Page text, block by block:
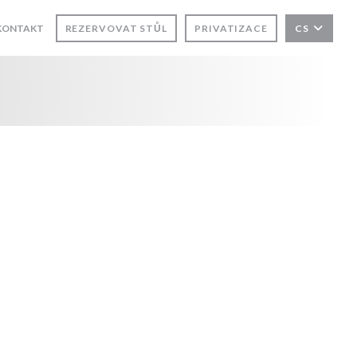
REZERVOVAT STŮL PRIVATIZACE CS